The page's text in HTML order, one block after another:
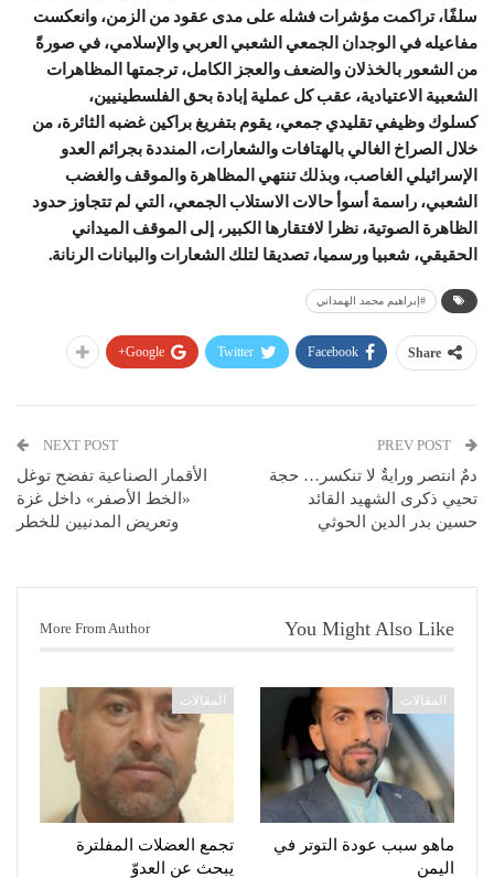
سلفًا، تراكمت مؤشرات فشله على مدى عقود من الزمن، وانعكست
مفاعيله في الوجدان الجمعي الشعبي العربي والإسلامي، في صورةً
من الشعور بالخذلان والضعف والعجز الكامل، ترجمتها المظاهرات
الشعبية الاعتيادية، عقب كل عملية إبادة بحق الفلسطينيين،
كسلوك وظيفي تقليدي جمعي، يقوم بتفريغ براكين غضبه الثائرة، من
خلال الصراخ الغالي بالهتافات والشعارات، المنددة بجرائم العدو
الإسرائيلي الغاصب، وبذلك تنتهي المظاهرة والموقف والغضب
الشعبي، راسمة أسوأ حالات الاستلاب الجمعي، التي لم تتجاوز حدود
الظاهرة الصوتية، نظرا لافتقارها الكبير، إلى الموقف الميداني
الحقيقي، شعبيا ورسميا، تصديقا لتلك الشعارات والبيانات الرنانة.
#إبراهيم محمد الهمداني
Share
Facebook
Twitter
Google+
دمٌ انتصر ورايةٌ لا تنكسر… حجة
تحيي ذكرى الشهيد القائد
حسين بدر الدين الحوثي
NEXT POST
الأقمار الصناعية تفضح توغل
«الخط الأصفر» داخل غزة
وتعريض المدنيين للخطر
You Might Also Like
More From Author
المقالات
ماهو سبب عودة التوتر في
اليمن
المقالات
تجمع العضلات المفلترة
يبحث عن العدوّ